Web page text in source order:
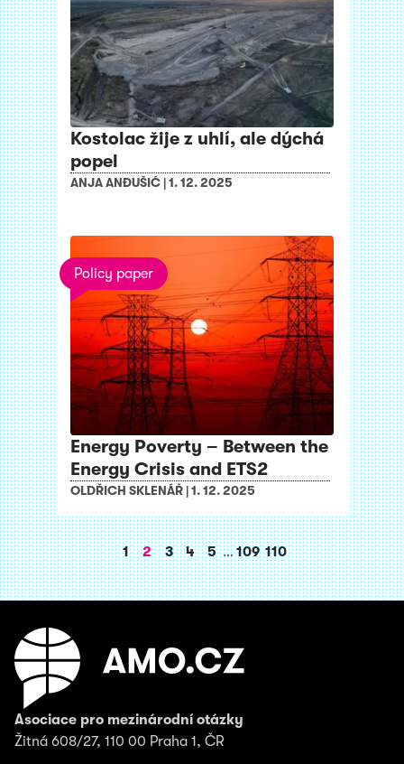
Kostolac žije z uhlí, ale dýchá
popel
ANJA ANĐUŠIĆ |1. 12. 2025
Policy paper
Energy Poverty – Between the
Energy Crisis and ETS2
OLDŘICH SKLENÁŘ |1. 12. 2025
1 2 3 4 5 … 109 110
Asociace pro mezinárodní otázky
Žitná 608/27, 110 00 Praha 1, ČR